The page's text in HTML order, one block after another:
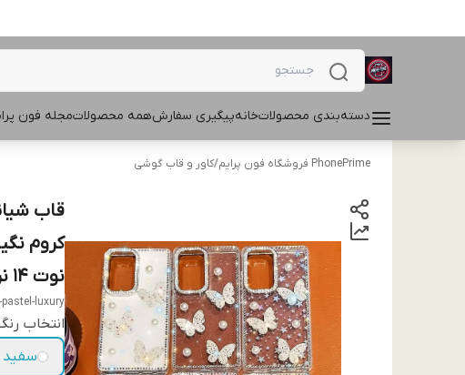
دسته‌بندی محصولاتخانهپیگیری سفارشهمه محصولاتمجله فون
PhonePrime فروشگاه فون پرایم /کاور و قاب گوشی
کروم
نوت 14 نرمال
luxury
انتخاب
سفید